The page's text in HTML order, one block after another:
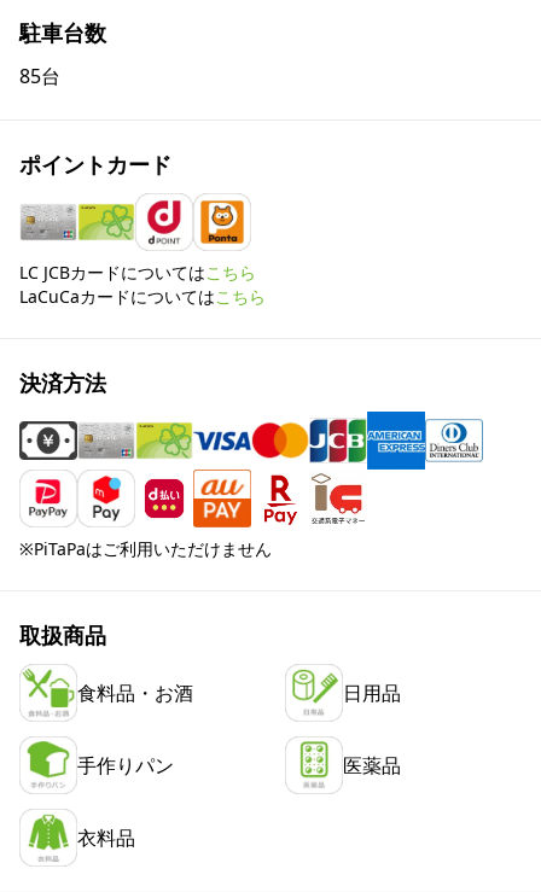
駐車台数
85台
ポイントカード
LC JCBカードについてはこちら
LaCuCaカードについてはこちら
決済方法
※PiTaPaはご利用いただけません
取扱商品
食料品・お酒 日用品
手作りパン 医薬品
衣料品